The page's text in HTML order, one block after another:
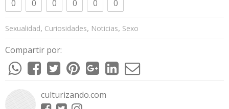
0 0 0 0 0 0
Sexualidad, Curiosidades, Noticias, Sexo
Compartir por:
culturizando.com